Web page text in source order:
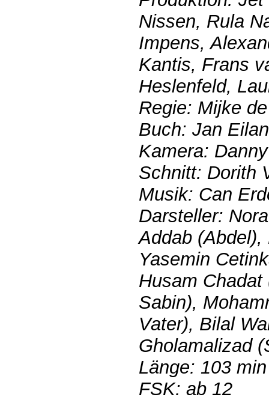
Nissen, Rula
Impens,
Kantis, Frans
Heslenfeld,
Regie: Mijke
Buch: Jan
Kamera:
Schnitt: Dorith
Musik: Can
Darsteller:
Addab
Yasemin
Husam
Sabin),
Vater), Bilal
Gholamalizad
Länge: 103 min
FSK: ab 12